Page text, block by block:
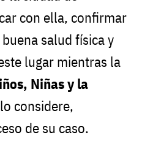
con ella, confirmar
salud física y
lugar mientras la
Niñas y la
considere,
de su caso.